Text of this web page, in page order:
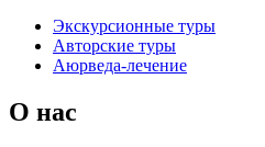
Экскурсионные туры
Авторские туры
Аюрведа-лечение
О нас